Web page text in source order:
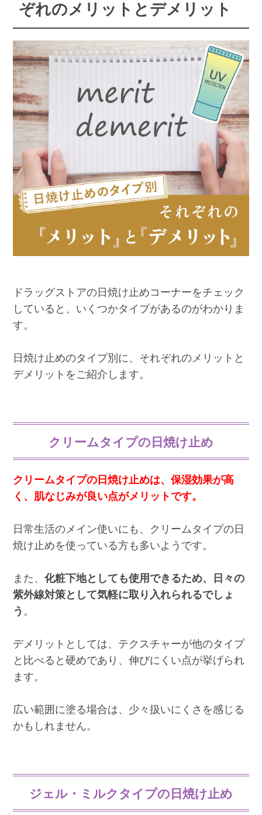
ぞれのメリットとデメリット
ドラッグストアの日焼け止めコーナーをチェック
していると、いくつかタイプがあるのがわかりま
す。
日焼け止めのタイプ別に、それぞれのメリットと
デメリットをご紹介します。
クリームタイプの日焼け止め
クリームタイプの日焼け止めは、保湿効果が高
く、肌なじみが良い点がメリットです。
日常生活のメイン使いにも、クリームタイプの日
焼け止めを使っている方も多いようです。
また、 化粧下地としても使用できるため、日々の
紫外線対策として気軽に取り入れられるでしょ
う 。
デメリットとしては、テクスチャーが他のタイプ
と比べると硬めであり、伸びにくい点が挙げられ
ます。
広い範囲に塗る場合は、少々扱いにくさを感じる
かもしれません。
ジェル・ミルクタイプの日焼け止め